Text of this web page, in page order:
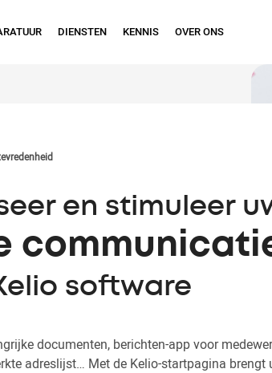
DIENSTEN KENNIS OVER ONS
en stimuleer
software
documenten, berichten-app voor
adreslijst… Met de Kelio-startpagina brengt